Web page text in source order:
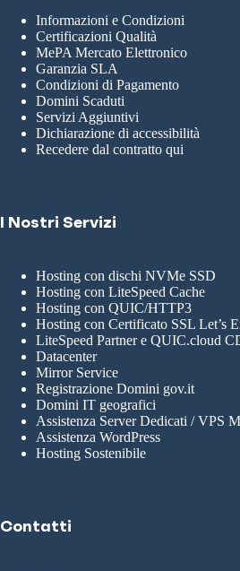
Informazioni e Condizioni
Certificazioni Qualità
MePA Mercato Elettronico
Garanzia SLA
Condizioni di Pagamento
Domini Scaduti
Servizi Aggiuntivi
Dichiarazione di accessibilità
Recedere dal contratto qui
I Nostri Servizi
Hosting con dischi NVMe SSD
Hosting con LiteSpeed Cache
Hosting con QUIC/HTTP3
Hosting con Certificato SSL Let’s
LiteSpeed Partner e QUIC.cloud
Datacenter
Mirror Service
Registrazione Domini gov.it
Domini IT geografici
Assistenza Server Dedicati / VPS
Assistenza WordPress
Hosting Sostenibile
Contatti